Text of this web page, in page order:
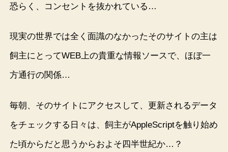
恐らく、コンセントを抜かれている…
現実の世界では全く面識のなかったそのサイトの主は
飼主にとってWEB上の貴重な情報ソースで、ほぼ一
方通行の関係…
毎朝、そのサイトにアクセスして、更新されるデータ
をチェックする日々は、飼主がAppleScriptを触り始め
た頃からだと思うからおよそ四半世紀か…？